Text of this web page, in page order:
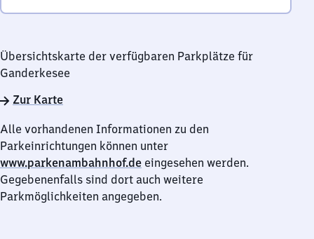
7
7
Ganderkesee
Sonntag
Uhr
Uhr
Übersichtskarte der verfügbaren Parkplätze für
Ganderkesee
Zur Karte
Alle vorhandenen Informationen zu den
Parkeinrichtungen können unter
www.parkenambahnhof.de eingesehen werden.
Gegebenenfalls sind dort auch weitere
Parkmöglichkeiten angegeben.